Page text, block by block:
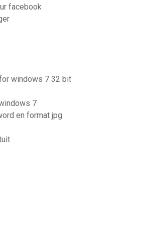
facebook
windows 7 32 bit
7
en format jpg